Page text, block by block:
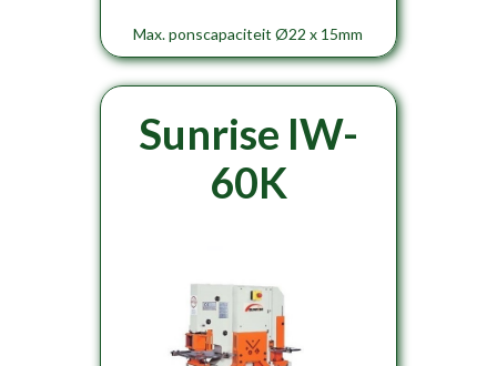
Max. ponscapaciteit Ø22 x 15mm
Sunrise IW-
60K